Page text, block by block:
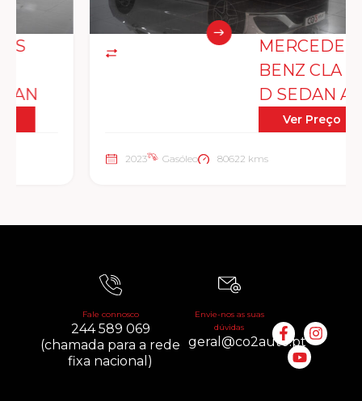
MERCEDES
BENZ CLA 180
D SEDAN AMG
Gasóleo 80622 kms
Fale connosco
244 589 069
(chamada para a rede
fixa nacional)
Envie-nos as suas
dúvidas
geral@co2auto.pt